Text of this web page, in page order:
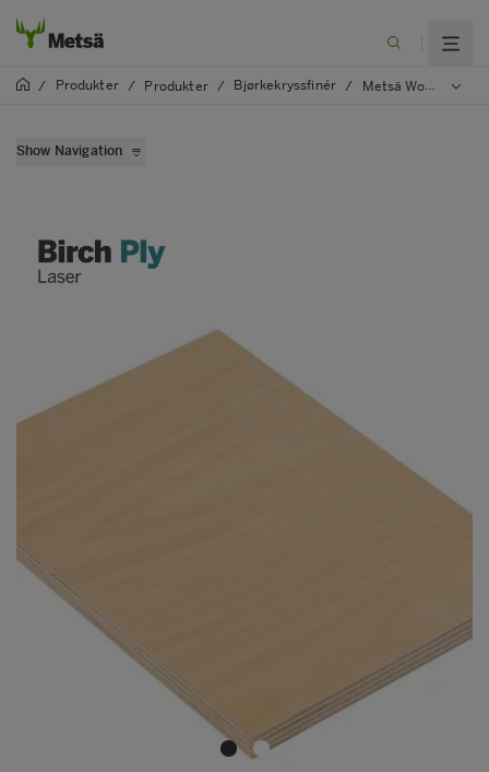
/ Produkter / Produkter / Bjørkekryssfinér / Metsä Wood Laser
Show Navigation
Metsä Wood Deck
Metsä Wood Deck XL
Metsä Wood Flex Smooth
Metsä Wood Flex XL
Metsä Wood Integra
Metsä Wood KingSize
Metsä Wood Laser